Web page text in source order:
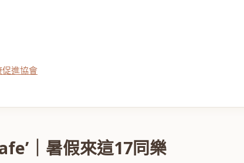
進協會
｜暑假來這17同樂